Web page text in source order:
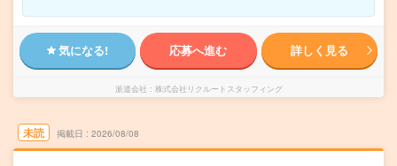
気になる! 応募へ進む 詳しく見る
派遣会社 株式会社リクルートスタッフィング
未読 掲載日 2026/08/08